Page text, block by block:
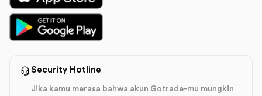
Security Hotline
Jika kamu merasa bahwa akun Gotrade-mu mungkin